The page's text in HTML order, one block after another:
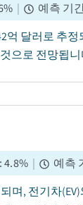
% | 예측 기
달러로 추
으로 전망됩
4.8% | 예측
며, 전기차